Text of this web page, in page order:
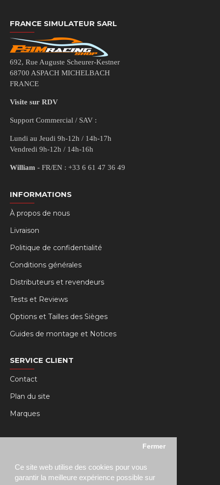
Ce site web utilise des cookies pour vous
garantir la meilleure expérience possible sur
Fermer
FRANCE SIMULATEUR SARL
692, Rue Auguste Scheurer-Kestner
68700 ASPACH MICHELBACH
FRANCE
Visite sur RDV
Support Commercial / SAV :
Lundi au Jeudi 9h-12h / 14h-17h
Vendredi 9h-12h / 14h-16h
William - FR/EN : +33 6 61 47 36 49
INFORMATIONS
À propos de nous
Livraison
Politique de confidentialité
Conditions générales
Distributeurs et revendeurs
Tests et Reviews
Options et Tailles des Sièges
Guides de montage et Notices
SERVICE CLIENT
Contact
Plan du site
Marques
MY RSEAT
Historique des commandes